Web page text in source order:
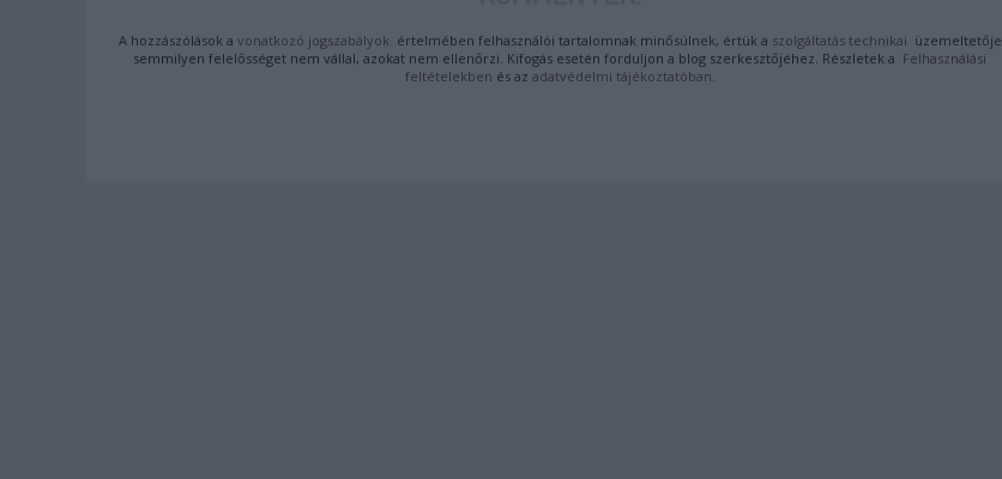
A hozzászólások a vonatkozó jogszabályokértelmében felhasználói tartalomnak minősülnek, értük a szolgáltatás technikai üzemeltetője
semmilyen felelősséget nem vállal, azokat nem ellenőrzi. Kifogás esetén forduljon a blog szerkesztőjéhez. Részletek a Felhasználási
feltételekben és az adatvédelmi tájékoztatóban.